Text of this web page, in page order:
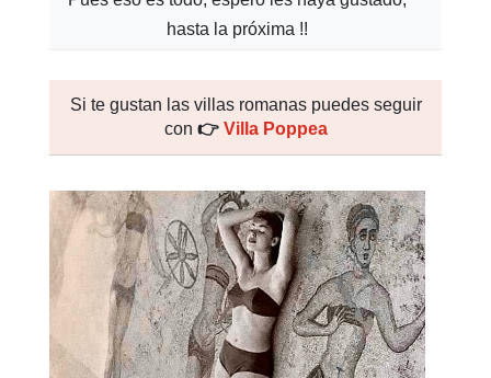
hasta la próxima !!
Si te gustan las villas romanas puedes seguir
con 👉 Villa Poppea